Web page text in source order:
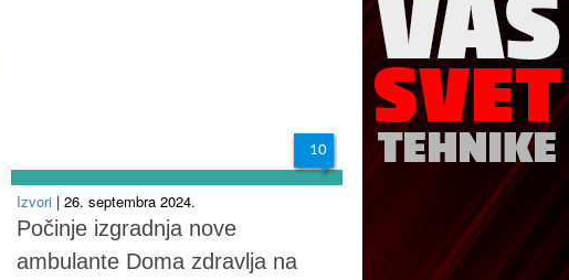
10
Izvori | 26. septembra 2024.
Počinje izgradnja nove
ambulante Doma zdravlja na